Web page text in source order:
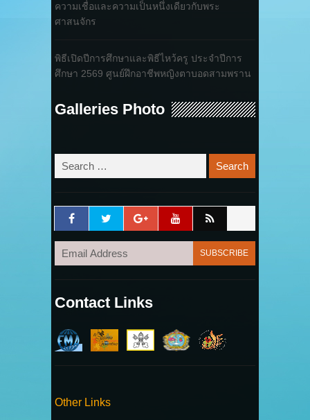
ความเชื่อและความเป็นหนึ่งเดียวกับพระ
ศาสนจักร
พิธีเปิดปีการศึกษาและพิธีไหว้ครู ประจำปีการ
ศึกษา 2569 ศูนย์ฝึกอาชีพหญิงตาบอดสามพราน
Galleries Photo
Contact Links
Other Links